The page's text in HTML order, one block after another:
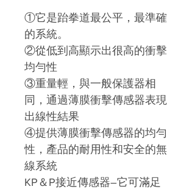
①它是跆拳道最公平，最準確
的系統。
②從低到高顯示出很高的衝擊
均勻性
③重量輕，與一般保護器相
同，通過薄膜衝擊傳感器表現
出線性結果
④提供薄膜衝擊傳感器的均勻
性，產品的耐用性和安全的無
線系統
KP＆P接近傳感器–它可滿足